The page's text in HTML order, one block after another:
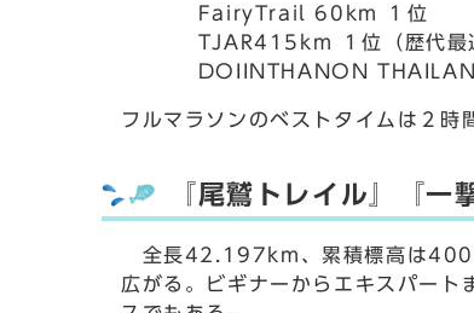
FairyTrail 60km １位
TJAR415km １位（歴代最速
DOIINTHANON
フルマラソンのベストタイムは２
『尾鷲トレイル』『一
全長42.197km、累積標高は
広がる。ビギナーからエキスパート